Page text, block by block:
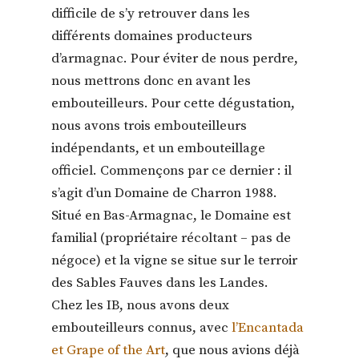
difficile de s’y retrouver dans les
différents domaines producteurs
d’armagnac. Pour éviter de nous perdre,
nous mettrons donc en avant les
embouteilleurs. Pour cette dégustation,
nous avons trois embouteilleurs
indépendants, et un embouteillage
officiel. Commençons par ce dernier : il
s’agit d’un Domaine de Charron 1988.
Situé en Bas-Armagnac, le Domaine est
familial (propriétaire récoltant – pas de
négoce) et la vigne se situe sur le terroir
des Sables Fauves dans les Landes.
Chez les IB, nous avons deux
embouteilleurs connus, avecl’Encantada
et Grape of the Art, que nous avions déjà